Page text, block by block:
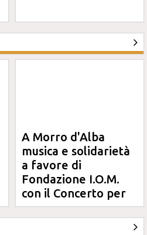
A Morro d'Alba
musica e solidarietà
a favore di
Fondazione I.O.M.
con il Concerto per
Anna